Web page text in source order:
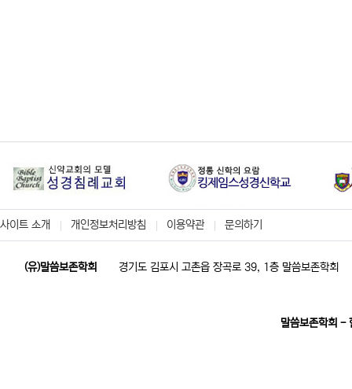
사이트 소개 개인정보처리방침 이용약관 문의하기
(유)말씀보존학회 경기도 김포시 고촌읍 장곡로 39, 1층 말씀보존학회
말씀보존학회 -